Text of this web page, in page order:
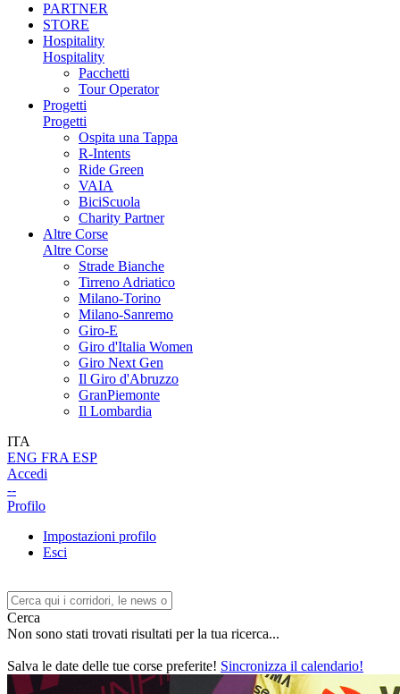
PARTNER
STORE
Hospitality
Hospitality
Pacchetti
Tour Operator
Progetti
Progetti
Ospita una Tappa
R-Intents
Ride Green
VAIA
BiciScuola
Charity Partner
Altre Corse
Altre Corse
Strade Bianche
Tirreno Adriatico
Milano-Torino
Milano-Sanremo
Giro-E
Giro d'Italia Women
Giro Next Gen
Il Giro d'Abruzzo
GranPiemonte
Il Lombardia
ITA
ENG FRA ESP
Accedi
--
Profilo
Impostazioni profilo
Esci
Cerca
Non sono stati trovati risultati per la tua ricerca...
Salva le date delle tue corse preferite! Sincronizza il calendario!